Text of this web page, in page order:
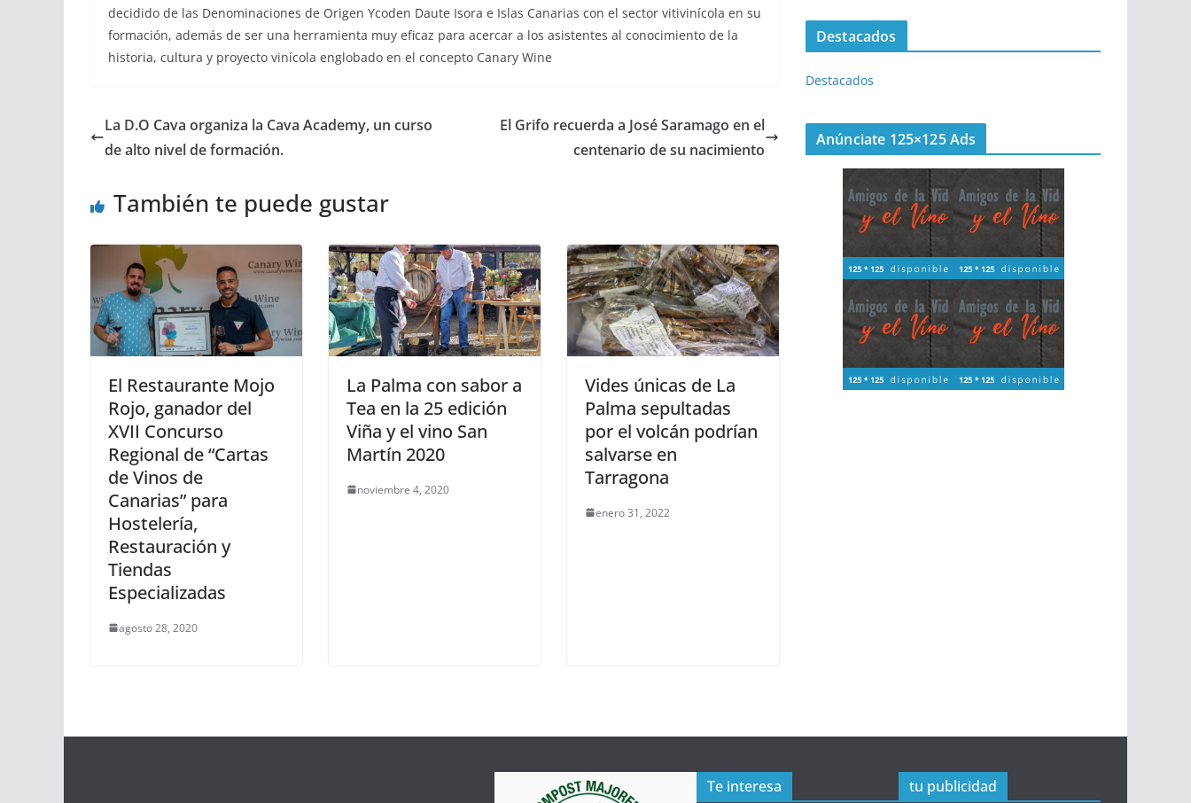
decidido de las Denominaciones de Origen Ycoden Daute Isora e Islas Canarias con el sector vitivinícola en su
formación, además de ser una herramienta muy eficaz para acercar a los asistentes al conocimiento de la
historia, cultura y proyecto vinícola englobado en el concepto Canary Wine
La D.O Cava organiza la Cava Academy, un curso
de alto nivel de formación.
El Grifo recuerda a José Saramago en el
centenario de su nacimiento
También te puede gustar
El Restaurante Mojo
Rojo, ganador del
XVII Concurso
Regional de “Cartas
de Vinos de
Canarias” para
Hostelería,
Restauración y
Tiendas
Especializadas
agosto 28, 2020
La Palma con sabor a
Tea en la 25 edición
Viña y el vino San
Martín 2020
noviembre 4, 2020
Vides únicas de La
Palma sepultadas
por el volcán podrían
salvarse en
Tarragona
enero 31, 2022
Destacados
Destacados
Anúnciate 125×125 Ads
Te interesa tu publicidad